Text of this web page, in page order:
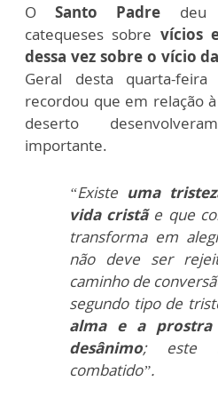
OSanto Padre deu
catequeses sobre vícios
dessa vez sobre o vício
Geral desta quarta-
recordou que em relação
deserto
importante.
“Existe uma
vida cristãe que
transforma em
não deve ser
caminho de
segundo tipo de
alma e a
desânimo; este
combatido”.